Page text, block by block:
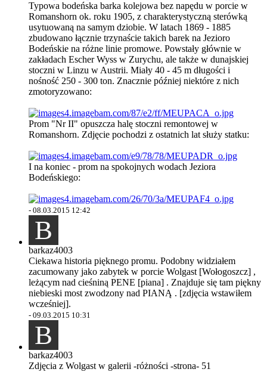
Typowa bodeńska barka kolejowa bez napędu w porcie w
Romanshorn ok. roku 1905, z charakterystyczną sterówką
usytuowaną na samym dziobie. W latach 1869 - 1885
zbudowano łącznie trzynaście takich barek na Jezioro
Bodeńskie na różne linie promowe. Powstały głównie w
zakładach Escher Wyss w Zurychu, ale także w dunajskiej
stoczni w Linzu w Austrii. Miały 40 - 45 m długości i
nośność 250 - 300 ton. Znacznie później niektóre z nich
zmotoryzowano:
Prom "Nr II" opuszcza halę stoczni remontowej w
Romanshorn. Zdjęcie pochodzi z ostatnich lat służy statku:
I na koniec - prom na spokojnych wodach Jeziora
Bodeńskiego:
- 08.03.2015 12:42
B
barkaz4003
Ciekawa historia pięknego promu. Podobny widziałem
zacumowany jako zabytek w porcie Wolgast [Wołogoszcz] ,
leżącym nad cieśniną PENE [piana] . Znajduje się tam piękny
niebieski most zwodzony nad PIANĄ . [zdjęcia wstawiłem
wcześniej].
- 09.03.2015 10:31
B
barkaz4003
Zdjęcia z Wolgast w galerii -różności -strona- 51